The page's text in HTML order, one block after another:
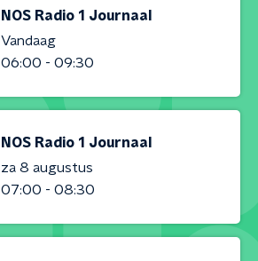
NOS Radio 1 Journaal
Vandaag
06:00 - 09:30
NOS Radio 1 Journaal
za 8 augustus
07:00 - 08:30